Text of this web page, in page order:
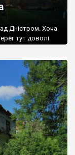
Дністром. Хоча
тут доволі
навколишніх
Точної дати […]